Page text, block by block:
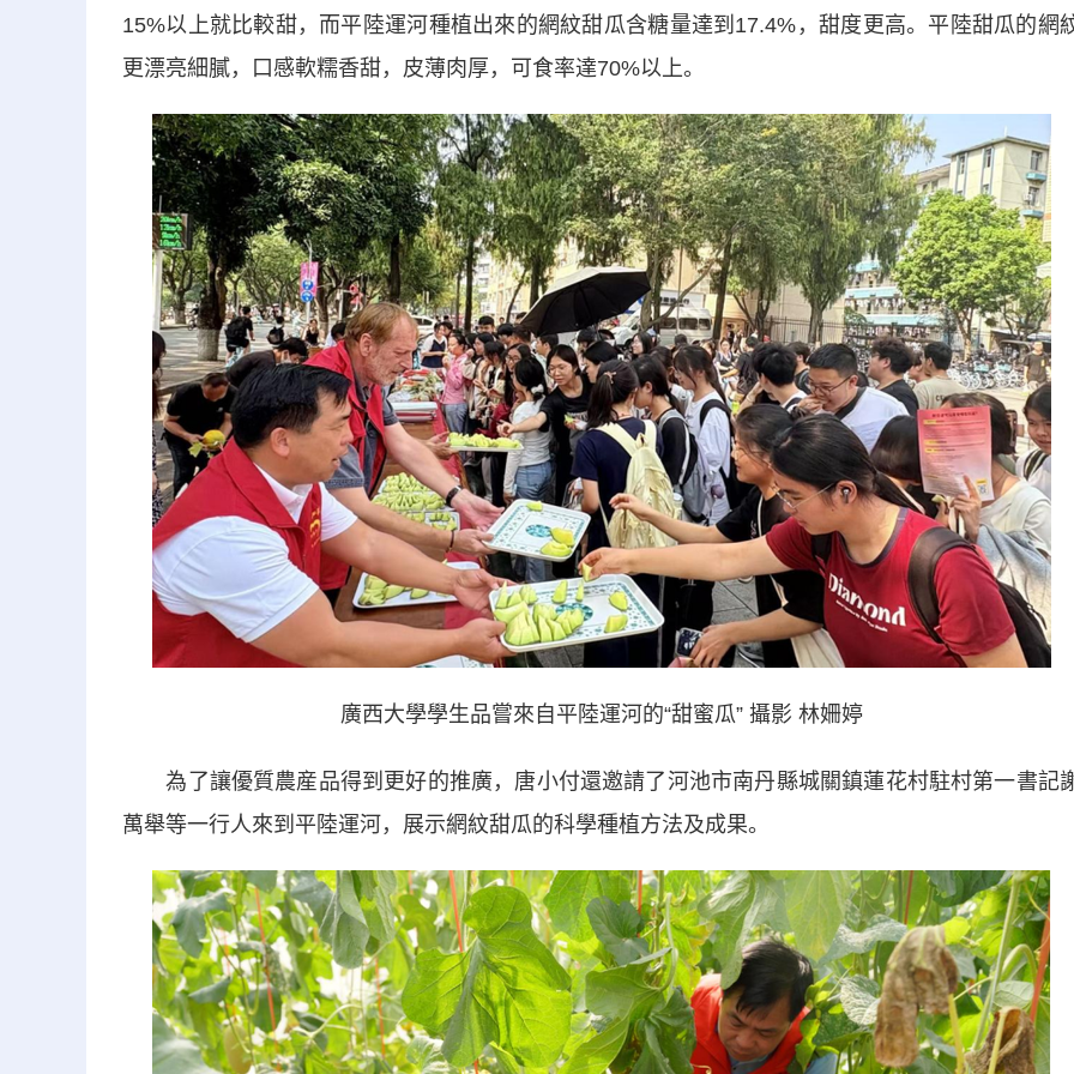
15%以上就比較甜，而平陸運河種植出來的網紋甜瓜含糖量達到17.4%，甜度更高。平陸甜瓜的網
更漂亮細膩，口感軟糯香甜，皮薄肉厚，可食率達70%以上。
廣西大學學生品嘗來自平陸運河的“甜蜜瓜” 攝影 林姍婷
為了讓優質農産品得到更好的推廣，唐小付還邀請了河池市南丹縣城關鎮蓮花村駐村第一書記
萬舉等一行人來到平陸運河，展示網紋甜瓜的科學種植方法及成果。